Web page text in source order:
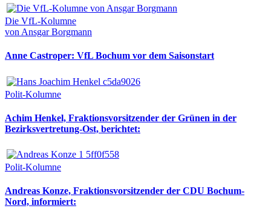
Die VfL-Kolumne
von Ansgar Borgmann
Anne Castroper: VfL Bochum vor dem Saisonstart
Polit-Kolumne
Achim Henkel, Fraktionsvorsitzender der Grünen in der
Bezirksvertretung-Ost, berichtet:
Polit-Kolumne
Andreas Konze, Fraktionsvorsitzender der CDU Bochum-
Nord, informiert: